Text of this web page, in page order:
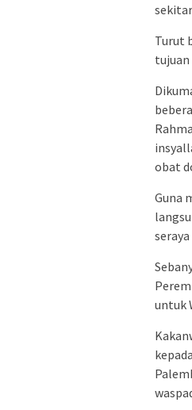
Turut
tujuan
obat
Guna
untuk